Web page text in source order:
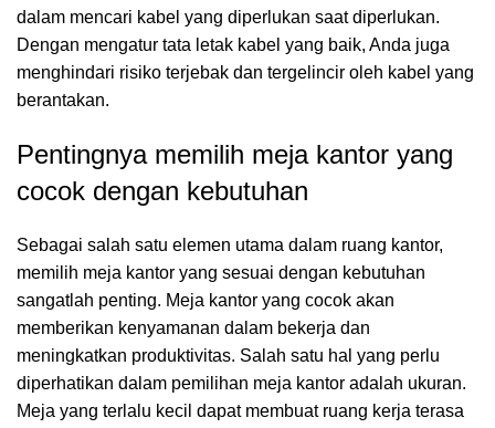
dalam mencari kabel yang diperlukan saat diperlukan.
Dengan mengatur tata letak kabel yang baik, Anda juga
menghindari risiko terjebak dan tergelincir oleh kabel yang
berantakan.
Pentingnya memilih meja kantor yang
cocok dengan kebutuhan
Sebagai salah satu elemen utama dalam ruang kantor,
memilih meja kantor yang sesuai dengan kebutuhan
sangatlah penting. Meja kantor yang cocok akan
memberikan kenyamanan dalam bekerja dan
meningkatkan produktivitas. Salah satu hal yang perlu
diperhatikan dalam pemilihan meja kantor adalah ukuran.
Meja yang terlalu kecil dapat membuat ruang kerja terasa